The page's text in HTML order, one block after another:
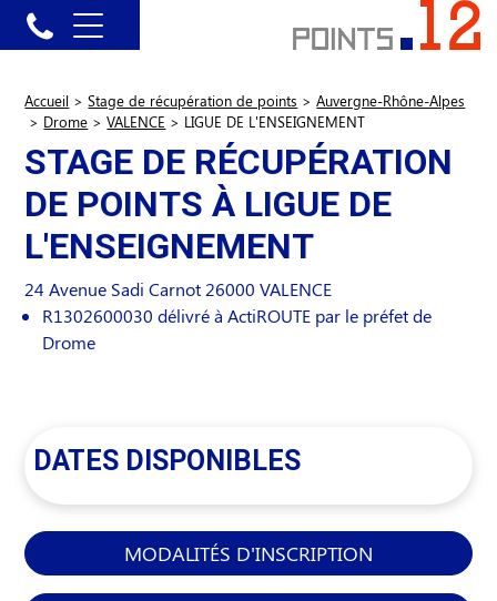
Accueil > Stage de récupération de points > Auvergne-Rhône-Alpes
> Drome > VALENCE > LIGUE DE L'ENSEIGNEMENT
STAGE DE RÉCUPÉRATION
DE POINTS À LIGUE DE
L'ENSEIGNEMENT
24 Avenue Sadi Carnot 26000 VALENCE
R1302600030 délivré à ActiROUTE par le préfet de
Drome
DATES DISPONIBLES
MODALITÉS D'INSCRIPTION